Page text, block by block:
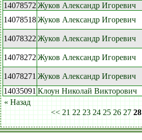
14078572 Жуков Александр Игоревич
14078518Жуков Александр Игоревич
14078322 Жуков Александр Игоревич
14078272 Жуков Александр Игоревич
14078271 Жуков Александр Игоревич
14035091 Клоун Николай Викторович
« Назад
<< 21 22 23 24 25 26 27 28